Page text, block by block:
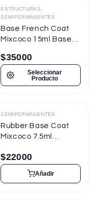
Destacado
ESTRUCTURAS,
SEMIPERMANENTES
Base French Coat
Mixcoco 15ml Base
$35000
Seleccionar
Producto
Destacado
SEMIPERMANENTES
Rubber Base Coat
Mixcoco 7.5ml
para Uñas
$22000
Añadir